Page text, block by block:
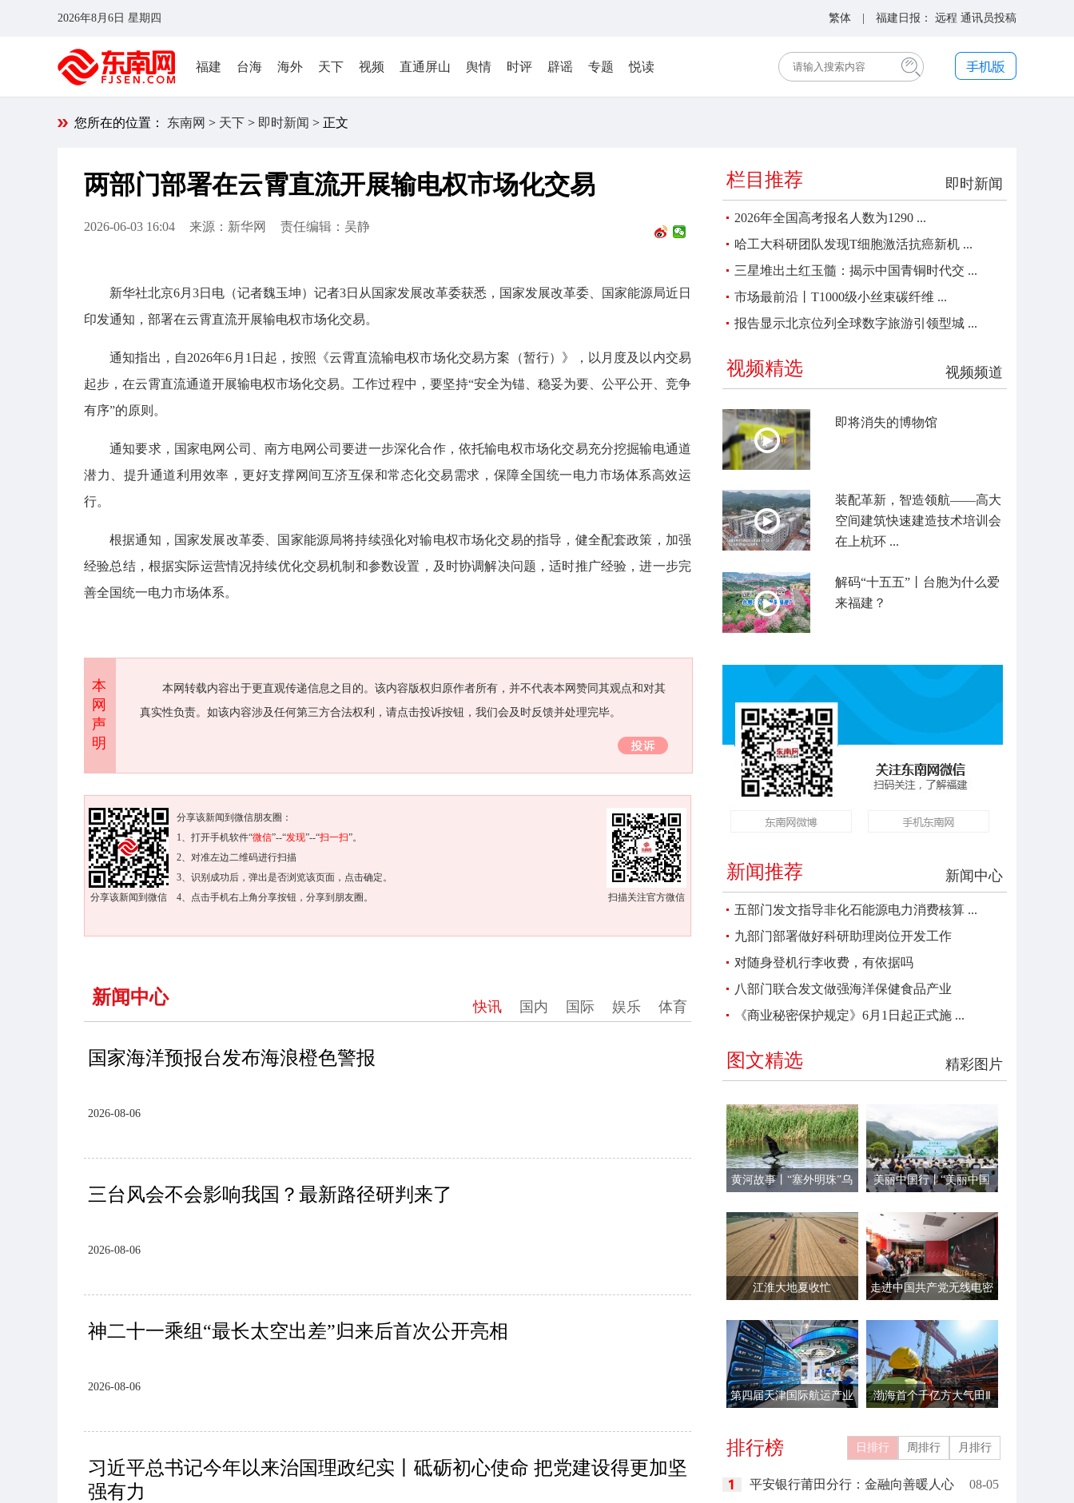
2026年8月6日 星期四 繁体 | 福建日报： 远程 通讯员投稿
福建 台海 海外 天下 视频 直通屏山 舆情 时评 辟谣 专题 悦读
您所在的位置： 东南网 > 天下 > 即时新闻 > 正文
两部门部署在云霄直流开展输电权市场化交易
2026-06-03 16:04 来源：新华网 责任编辑：吴静
新华社北京6月3日电（记者魏玉坤）记者3日从国家发展改革委获悉，国家发展改革委、国家能源局近日
印发通知，部署在云霄直流开展输电权市场化交易。
通知指出，自2026年6月1日起，按照《云霄直流输电权市场化交易方案（暂行）》，以月度及以内交易
起步，在云霄直流通道开展输电权市场化交易。工作过程中，要坚持“安全为锚、稳妥为要、公平公开、竞争
有序”的原则。
通知要求，国家电网公司、南方电网公司要进一步深化合作，依托输电权市场化交易充分挖掘输电通道
潜力、提升通道利用效率，更好支撑网间互济互保和常态化交易需求，保障全国统一电力市场体系高效运
行。
根据通知，国家发展改革委、国家能源局将持续强化对输电权市场化交易的指导，健全配套政策，加强
经验总结，根据实际运营情况持续优化交易机制和参数设置，及时协调解决问题，适时推广经验，进一步完
善全国统一电力市场体系。
本
网
声
明
本网转载内容出于更直观传递信息之目的。该内容版权归原作者所有，并不代表本网赞同其观点和对其
真实性负责。如该内容涉及任何第三方合法权利，请点击投诉按钮，我们会及时反馈并处理完毕。
扫描关注官方微信
分享该新闻到微信
分享该新闻到微信朋友圈：
1、打开手机软件“微信”--“发现”--“扫一扫”。
2、对准左边二维码进行扫描
3、识别成功后，弹出是否浏览该页面，点击确定。
4、点击手机右上角分享按钮，分享到朋友圈。
新闻中心 快讯 国内 国际 娱乐 体育
国家海洋预报台发布海浪橙色警报
2026-08-06
三台风会不会影响我国？最新路径研判来了
2026-08-06
神二十一乘组“最长太空出差”归来后首次公开亮相
2026-08-06
习近平总书记今年以来治国理政纪实丨砥砺初心使命 把党建设得更加坚
强有力
即时新闻
栏目推荐
2026年全国高考报名人数为1290 ...
哈工大科研团队发现T细胞激活抗癌新机 ...
三星堆出土红玉髓：揭示中国青铜时代交 ...
市场最前沿丨T1000级小丝束碳纤维 ...
报告显示北京位列全球数字旅游引领型城 ...
视频频道
视频精选
即将消失的博物馆
装配革新，智造领航——高大
空间建筑快速建造技术培训会
在上杭环 ...
解码“十五五”丨台胞为什么爱
来福建？
新闻中心
新闻推荐
五部门发文指导非化石能源电力消费核算 ...
九部门部署做好科研助理岗位开发工作
对随身登机行李收费，有依据吗
八部门联合发文做强海洋保健食品产业
《商业秘密保护规定》6月1日起正式施 ...
精彩图片
图文精选
黄河故事丨“塞外明珠”乌
美丽中国行丨“美丽中国
采访启动
江淮大地夏收忙
走进中国共产党无线电密
列展
第四届天津国际航运产业
渤海首个千亿方大气田Ⅱ
完成
排行榜 日排行 周排行 月排行
平安银行莆田分行：金融向善暖人心 08-05